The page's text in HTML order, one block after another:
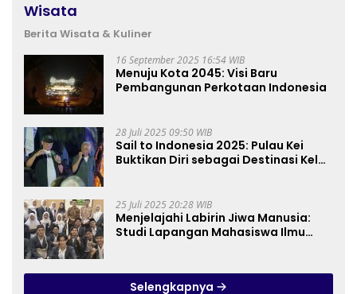
Wisata
Berita Wisata & Kuliner
16 September 2025 16:54 WIB
Menuju Kota 2045: Visi Baru
Pembangunan Perkotaan Indonesia
28 Juli 2025 09:50 WIB
Sail to Indonesia 2025: Pulau Kei
Buktikan Diri sebagai Destinasi Kelas
25 Juli 2025 20:28 WIB
Menjelajahi Labirin Jiwa Manusia:
Studi Lapangan Mahasiswa Ilmu
Selengkapnya